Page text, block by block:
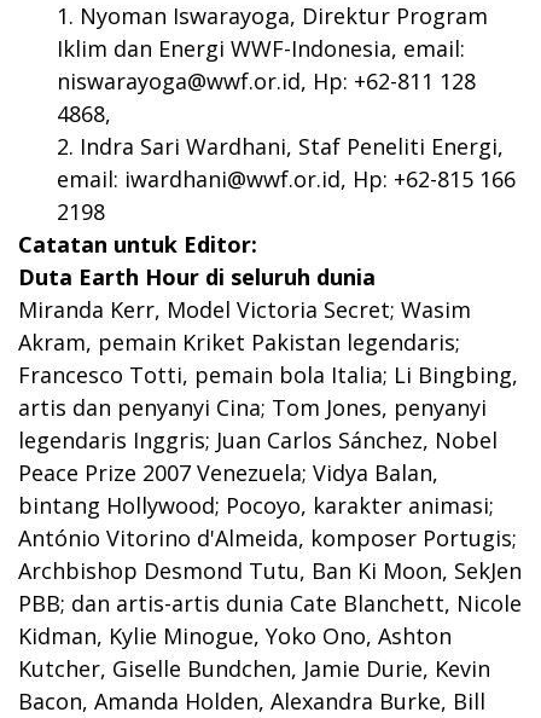
Nyoman Iswarayoga, Direktur Program
Iklim dan Energi WWF-Indonesia, email:
niswarayoga@wwf.or.id, Hp: +62-811 128
4868,
Indra Sari Wardhani, Staf Peneliti Energi,
email: iwardhani@wwf.or.id, Hp: +62-815 166
2198
Catatan untuk Editor:
Duta Earth Hour di seluruh dunia
Miranda Kerr, Model Victoria Secret; Wasim
Akram, pemain Kriket Pakistan legendaris;
Francesco Totti, pemain bola Italia; Li Bingbing,
artis dan penyanyi Cina; Tom Jones, penyanyi
legendaris Inggris; Juan Carlos Sánchez, Nobel
Peace Prize 2007 Venezuela; Vidya Balan,
bintang Hollywood; Pocoyo, karakter animasi;
António Vitorino d'Almeida, komposer Portugis;
Archbishop Desmond Tutu, Ban Ki Moon, SekJen
PBB; dan artis-artis dunia Cate Blanchett, Nicole
Kidman, Kylie Minogue, Yoko Ono, Ashton
Kutcher, Giselle Bundchen, Jamie Durie, Kevin
Bacon, Amanda Holden, Alexandra Burke, Bill